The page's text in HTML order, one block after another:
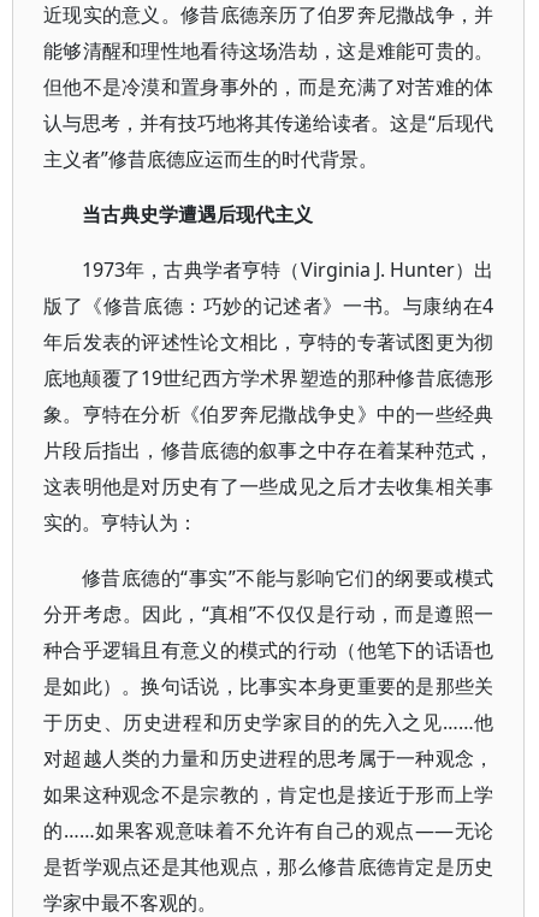
近现实的意义。修昔底德亲历了伯罗奔尼撒战争，并
能够清醒和理性地看待这场浩劫，这是难能可贵的。
但他不是冷漠和置身事外的，而是充满了对苦难的体
认与思考，并有技巧地将其传递给读者。这是“后现代
主义者”修昔底德应运而生的时代背景。
当古典史学遭遇后现代主义
1973年，古典学者亨特（Virginia J. Hunter）出
版了《修昔底德：巧妙的记述者》一书。与康纳在4
年后发表的评述性论文相比，亨特的专著试图更为彻
底地颠覆了19世纪西方学术界塑造的那种修昔底德形
象。亨特在分析《伯罗奔尼撒战争史》中的一些经典
片段后指出，修昔底德的叙事之中存在着某种范式，
这表明他是对历史有了一些成见之后才去收集相关事
实的。亨特认为：
修昔底德的“事实”不能与影响它们的纲要或模式
分开考虑。因此，“真相”不仅仅是行动，而是遵照一
种合乎逻辑且有意义的模式的行动（他笔下的话语也
是如此）。换句话说，比事实本身更重要的是那些关
于历史、历史进程和历史学家目的的先入之见……他
对超越人类的力量和历史进程的思考属于一种观念，
如果这种观念不是宗教的，肯定也是接近于形而上学
的……如果客观意味着不允许有自己的观点——无论
是哲学观点还是其他观点，那么修昔底德肯定是历史
学家中最不客观的。